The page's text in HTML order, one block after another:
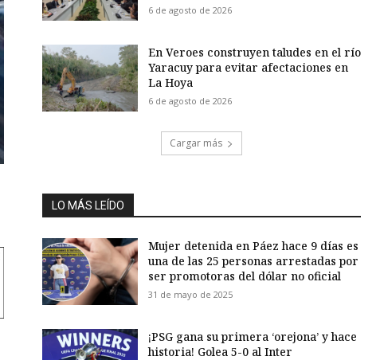
6 de agosto de 2026
En Veroes construyen taludes en el río
Yaracuy para evitar afectaciones en
La Hoya
6 de agosto de 2026
Cargar más
LO MÁS LEÍDO
Mujer detenida en Páez hace 9 días es
una de las 25 personas arrestadas por
ser promotoras del dólar no oficial
31 de mayo de 2025
¡PSG gana su primera ‘orejona’ y hace
historia! Golea 5-0 al Inter